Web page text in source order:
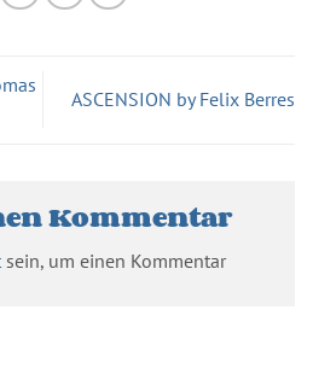
ASCENSION by Felix Berres
Kommentar
sein, um einen Kommentar